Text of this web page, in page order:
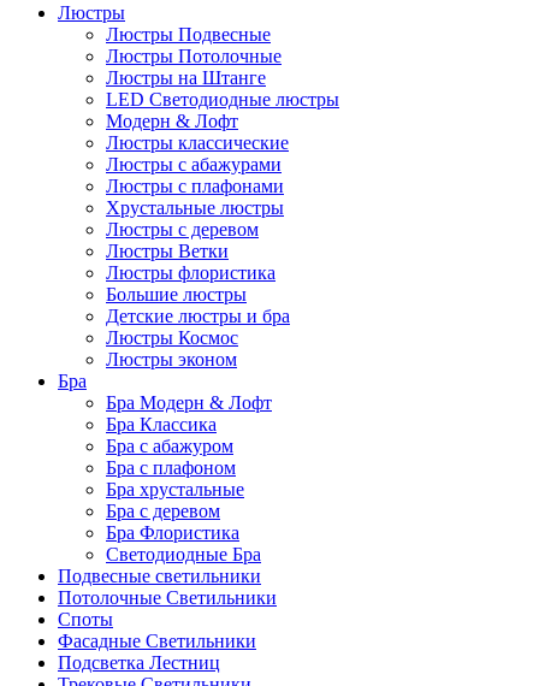
Люстры
Люстры Подвесные
Люстры Потолочные
Люстры на Штанге
LED Светодиодные люстры
Модерн & Лофт
Люстры классические
Люстры с абажурами
Люстры с плафонами
Хрустальные люстры
Люстры с деревом
Люстры Ветки
Люстры флористика
Большие люстры
Детские люстры и бра
Люстры Космос
Люстры эконом
Бра
Бра Модерн & Лофт
Бра Классика
Бра с абажуром
Бра с плафоном
Бра хрустальные
Бра с деревом
Бра Флористика
Светодиодные Бра
Подвесные светильники
Потолочные Светильники
Споты
Фасадные Светильники
Подсветка Лестниц